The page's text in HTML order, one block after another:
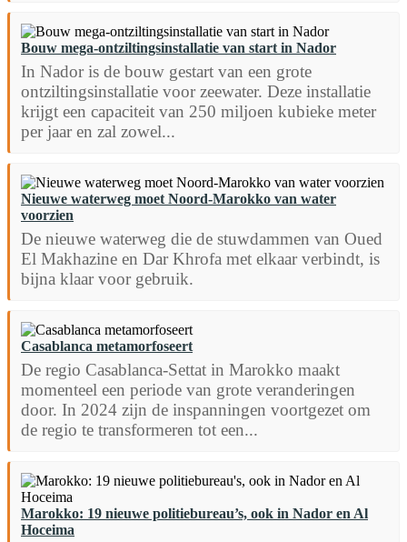
Bouw mega-ontziltingsinstallatie van start in Nador
In Nador is de bouw gestart van een grote
ontziltingsinstallatie voor zeewater. Deze installatie
krijgt een capaciteit van 250 miljoen kubieke meter
per jaar en zal zowel...
Nieuwe waterweg moet Noord-Marokko van water
voorzien
De nieuwe waterweg die de stuwdammen van Oued
El Makhazine en Dar Khrofa met elkaar verbindt, is
bijna klaar voor gebruik.
Casablanca metamorfoseert
De regio Casablanca-Settat in Marokko maakt
momenteel een periode van grote veranderingen
door. In 2024 zijn de inspanningen voortgezet om
de regio te transformeren tot een...
Marokko: 19 nieuwe politiebureau’s, ook in Nador en Al
Hoceima